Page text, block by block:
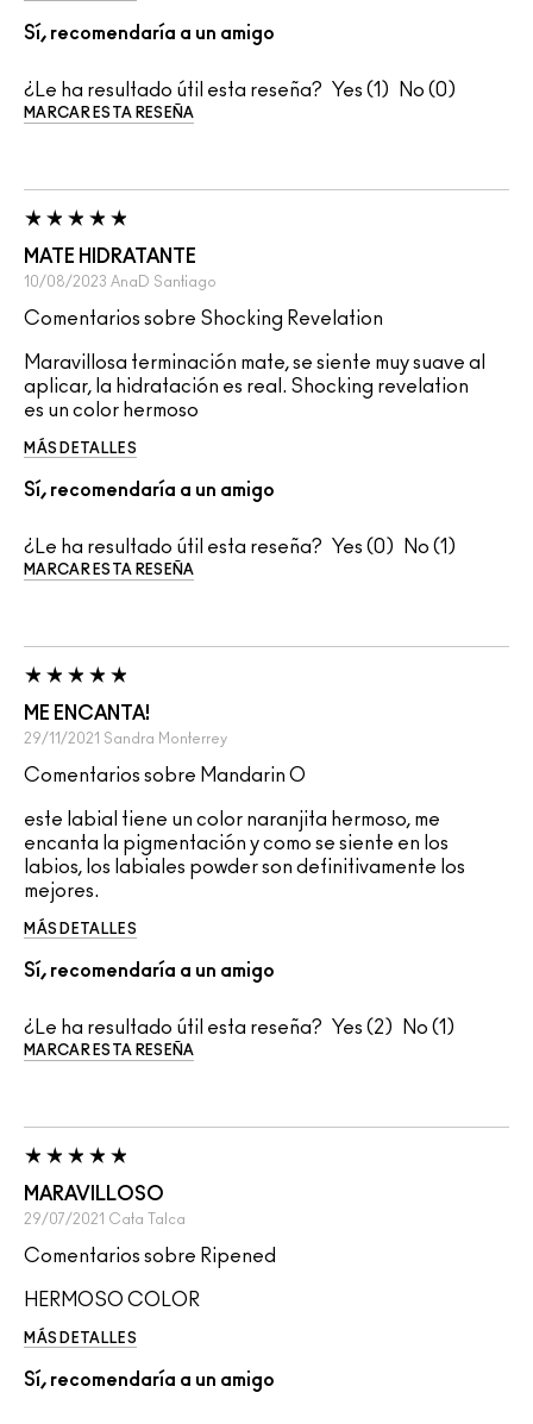
Sí, recomendaría a un amigo
¿Le ha resultado útil esta reseña? 1 0
MARCAR ESTA RESEÑA
MATE HIDRATANTE
10/08/2023 AnaD Santiago
Comentarios sobre Shocking Revelation
Maravillosa terminación mate, se siente muy suave al
aplicar, la hidratación es real. Shocking revelation
es un color hermoso
MÁS DETALLES
Sí, recomendaría a un amigo
¿Le ha resultado útil esta reseña? 0 1
MARCAR ESTA RESEÑA
ME ENCANTA!
29/11/2021 Sandra Monterrey
Comentarios sobre Mandarin O
este labial tiene un color naranjita hermoso, me
encanta la pigmentación y como se siente en los
labios, los labiales powder son definitivamente los
mejores.
MÁS DETALLES
Sí, recomendaría a un amigo
¿Le ha resultado útil esta reseña? 2 1
MARCAR ESTA RESEÑA
MARAVILLOSO
29/07/2021 Cata Talca
Comentarios sobre Ripened
HERMOSO COLOR
MÁS DETALLES
Sí, recomendaría a un amigo